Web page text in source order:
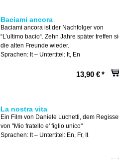
Baciami ancora
Baciami ancora ist der Nachfolger von
“L’ultimo bacio“. Zehn Jahre später treffen
die alten Freunde wieder.
Sprachen: It – Untertitel: It, En
13,90 €*
La nostra vita
Ein Film von Daniele Luchetti, dem
von "Mio fratello e' figlio unico"
Sprachen: It – Untertitel: En, Fr, It